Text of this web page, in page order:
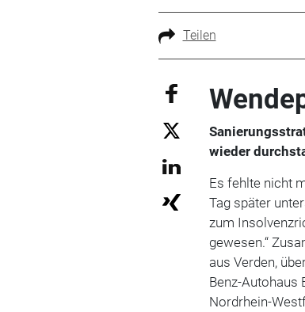
Teilen
wieder
Es fehlte nicht
Tag später
zum
gewesen.“
aus Verden,
Benz-Autohaus
Nordrhein-